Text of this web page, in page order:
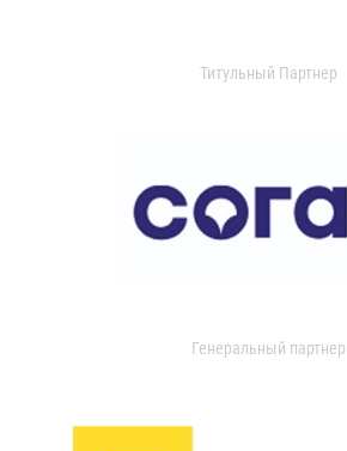
Титульный Партнер
Генеральный партнер